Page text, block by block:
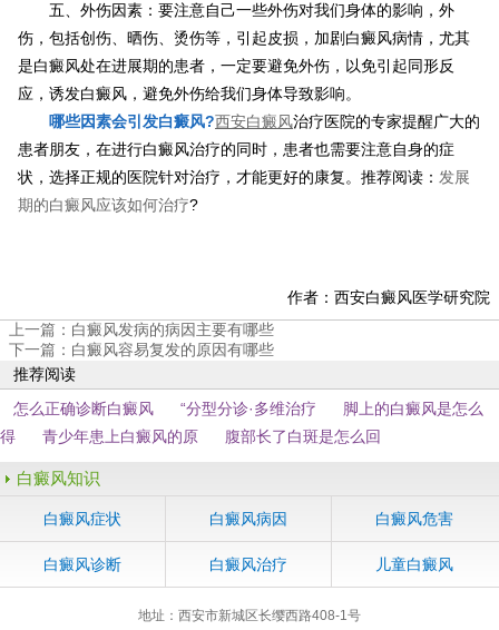
五、外伤因素：要注意自己一些外伤对我们身体的影响，外
伤，包括创伤、晒伤、烫伤等，引起皮损，加剧白癜风病情，尤其
是白癜风处在进展期的患者，一定要避免外伤，以免引起同形反
应，诱发白癜风，避免外伤给我们身体导致影响。
哪些因素会引发白癜风?西安白癜风治疗医院的专家提醒广大的
患者朋友，在进行白癜风治疗的同时，患者也需要注意自身的症
状，选择正规的医院针对治疗，才能更好的康复。推荐阅读： 发展
期的白癜风应该如何治疗?
作者：西安白癜风医学研究院
上一篇： 白癜风发病的病因主要有哪些
下一篇： 白癜风容易复发的原因有哪些
推荐阅读
怎么正确诊断白癜风
“分型分诊·多维治疗
脚上的白癜风是怎么
得
青少年患上白癜风的原 腹部长了白斑是怎么回
白癜风知识
白癜风症状 白癜风病因 白癜风危害
白癜风诊断 白癜风治疗 儿童白癜风
地址：西安市新城区长缨西路408-1号